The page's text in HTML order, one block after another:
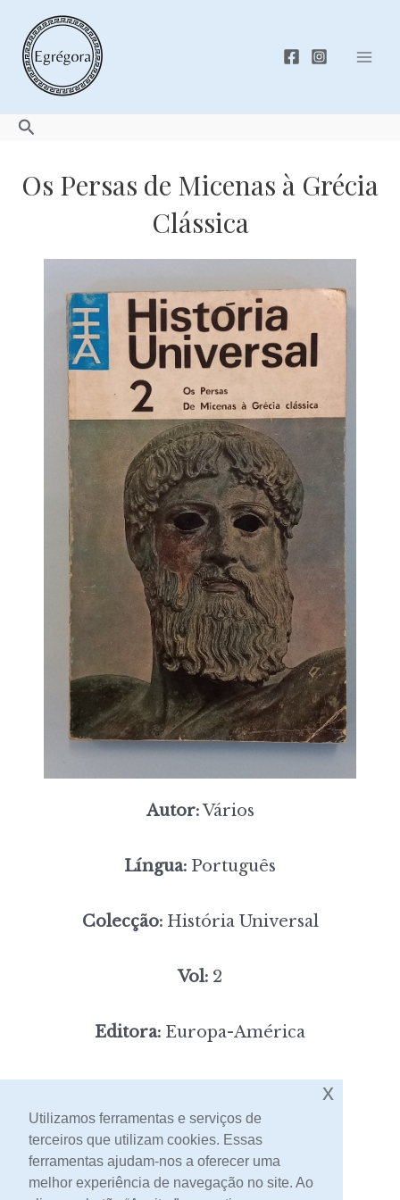
content
Search
Os Persas de Micenas à Grécia
Clássica
Autor:Vários
Língua: Português
Colecção:História Universal
Vol: 2
Editora: Europa-América
[portes incluídos]
Contacto
Utilizamos ferramentas e serviços de
terceiros que utilizam cookies. Essas
ferramentas ajudam-nos a oferecer uma
melhor experiência de navegação no site. Ao
x